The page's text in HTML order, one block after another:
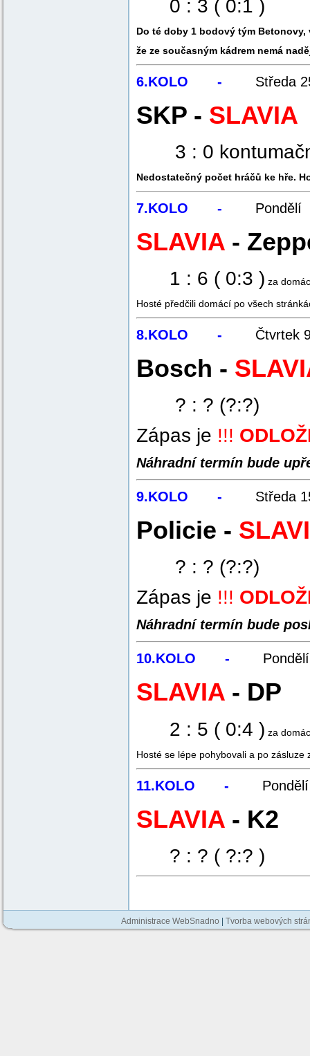
0 : 3 ( 0:1 )
Do té doby 1 bodový tým
že ze současným kádrem nemá
6.KOLO - Středa
SKP - SLAVIA
3 : 0
Nedostatečný počet hráčů ke hře.
7.KOLO - Pondělí
SLAVIA -
1 : 6 ( 0:3 ) za
Hosté předčili domácí po všech
8.KOLO - Čtvrtek
Bosch -
? : ? (?:?)
Zápas je !!!
Náhradní termín bude
9.KOLO - Středa
Policie -
? : ? (?:?)
Zápas je !!!
Náhradní termín bude
10.KOLO -
SLAVIA - DP
2 : 5 ( 0:4 ) za
Hosté se lépe pohybovali a po
11.KOLO -
SLAVIA - K2
? : ? ( ?:? )
Administrace WebSnadno Tvorba webových